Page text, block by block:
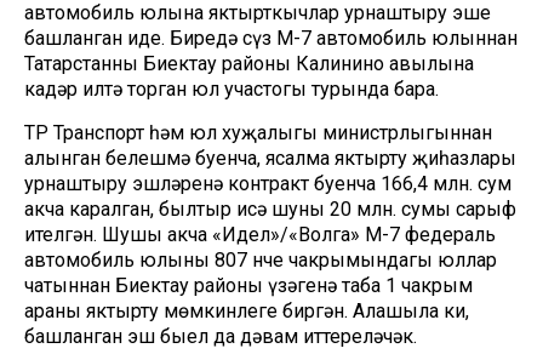
автомобиль юлына яктырткычлар урнаштыру эше
башланган иде. Биредә сүз М-7 автомобиль юлыннан
Татарстанның Биектау районы Калинино авылына
кадәр илтә торган юл участогы турында бара.
ТР Транспорт һәм юл хуҗалыгы министрлыгыннан
алынган белешмә буенча, ясалма яктырту җиһазлары
урнаштыру эшләренә контракт буенча 166,4 млн. сум
акча каралган, былтыр исә шуның 20 млн. сумы сарыф
ителгән. Шушы акча «Идел»/«Волга» М-7 федераль
автомобиль юлының 807 нче чакрымындагы юллар
чатыннан Биектау районы үзәгенә таба 1 чакрым
араны яктырту мөмкинлеге биргән. Аңлашыла ки,
башланган эш быел да дәвам иттереләчәк.